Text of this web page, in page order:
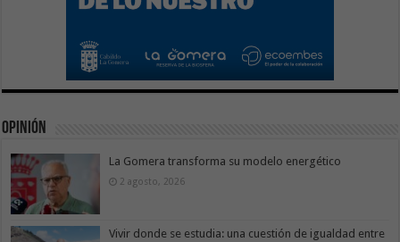
Opinión
La Gomera transforma su modelo energético
2 agosto, 2026
Vivir donde se estudia: una cuestión de igualdad entre